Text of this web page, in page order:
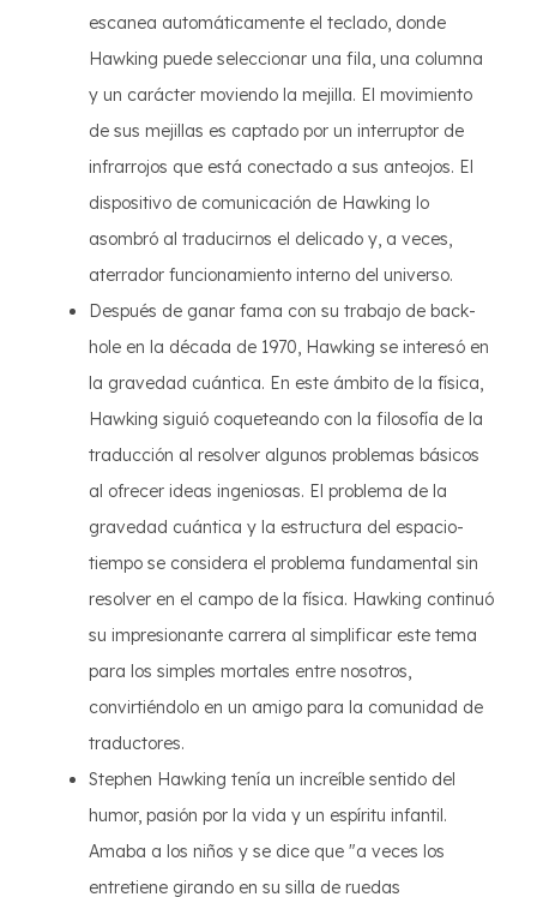
escanea automáticamente el teclado, donde
Hawking puede seleccionar una fila, una columna
y un carácter moviendo la mejilla. El movimiento
de sus mejillas es captado por un interruptor de
infrarrojos que está conectado a sus anteojos. El
dispositivo de comunicación de Hawking lo
asombró al traducirnos el delicado y, a veces,
aterrador funcionamiento interno del universo.
Después de ganar fama con su trabajo de back-
hole en la década de 1970, Hawking se interesó en
la gravedad cuántica. En este ámbito de la física,
Hawking siguió coqueteando con la filosofía de la
traducción al resolver algunos problemas básicos
al ofrecer ideas ingeniosas. El problema de la
gravedad cuántica y la estructura del espacio-
tiempo se considera el problema fundamental sin
resolver en el campo de la física. Hawking continuó
su impresionante carrera al simplificar este tema
para los simples mortales entre nosotros,
convirtiéndolo en un amigo para la comunidad de
traductores.
Stephen Hawking tenía un increíble sentido del
humor, pasión por la vida y un espíritu infantil.
Amaba a los niños y se dice que "a veces los
entretiene girando en su silla de ruedas